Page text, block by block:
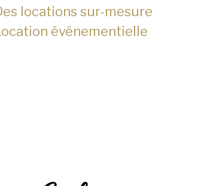
locations sur-mesure
événementielle